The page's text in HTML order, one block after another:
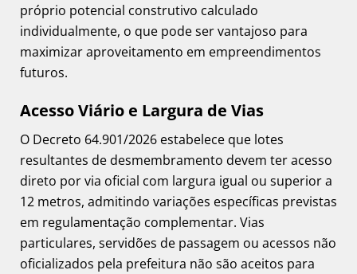
próprio potencial construtivo calculado
individualmente, o que pode ser vantajoso para
maximizar aproveitamento em empreendimentos
futuros.
Acesso Viário e Largura de Vias
O Decreto 64.901/2026 estabelece que lotes
resultantes de desmembramento devem ter acesso
direto por via oficial com largura igual ou superior a
12 metros, admitindo variações específicas previstas
em regulamentação complementar. Vias
particulares, servidões de passagem ou acessos não
oficializados pela prefeitura não são aceitos para